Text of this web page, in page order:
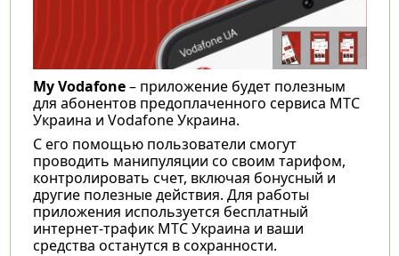
My Vodafone– приложение будет полезным
для абонентов предоплаченного сервиса МТС
Украина и Vodafone Украина.
С его помощью пользователи смогут
проводить манипуляции со своим тарифом,
контролировать счет, включая бонусный и
другие полезные действия. Для работы
приложения используется бесплатный
интернет-трафик МТС Украина и ваши
средства останутся в сохранности.